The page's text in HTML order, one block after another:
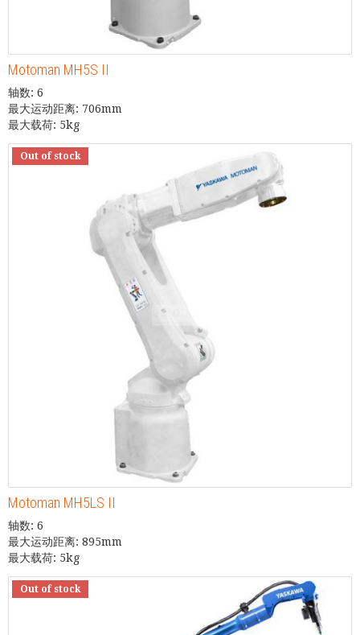
Motoman MH5S II
轴数: 6
最大运动距离: 706mm
最大载荷: 5kg
Out of stock
Motoman MH5LS II
轴数: 6
最大运动距离: 895mm
最大载荷: 5kg
Out of stock